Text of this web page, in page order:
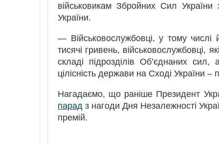
військовикам Збройних Сил України
України.
— Військовослужбовці, у тому
тисячі гривень, військовослужбовці,
складі підрозділів Об’єднаних
цілісність держави на Сході України –
Нагадаємо, що раніше Президент
парад з нагоди Дня Незалежності
премій.